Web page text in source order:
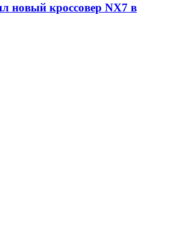
новый кроссовер NX7 в